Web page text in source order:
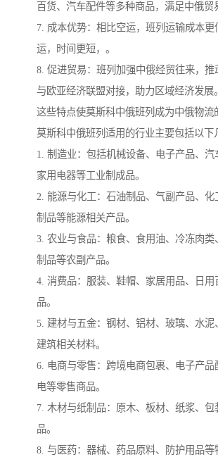
百货、汽车配件等多种商品，满足中俄贸
7. 成本优势：相比空运，班列运输成本更
运，时间更短，。
8. 促进贸易：班列加强中俄经贸往来，推
与欧亚经济联盟对接，助力区域经济发展。
这些特点使莫斯科中俄班列成为中俄物流
莫斯科中俄班列适用的行业主要包括以下
1. 制造业：包括机械设备、电子产品、汽
家用电器等工业制成品。
2. 能源与化工：石油制品、气副产品、化
制品等能源相关产品。
3. 农业与食品：粮食、食用油、冷冻肉类
制品等农副产品。
4. 消费品：服装、鞋帽、家居用品、日用
品。
5. 建材与五金：钢材、铝材、玻璃、水泥
建筑相关材料。
6. 电商与零售：跨境电商包裹、电子产品
电等零售商品。
7. 木材与纸制品：原木、板材、纸浆、包
品。
8. 与医药：器械、药品原料、防护用品等